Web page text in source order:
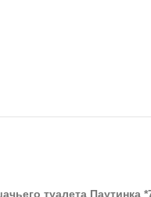
туалета Паутинка